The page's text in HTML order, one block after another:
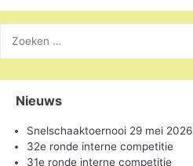
naar:
Nieuws
Snelschaaktoernooi 29 mei 2026
32e ronde interne competitie
31e ronde interne competitie